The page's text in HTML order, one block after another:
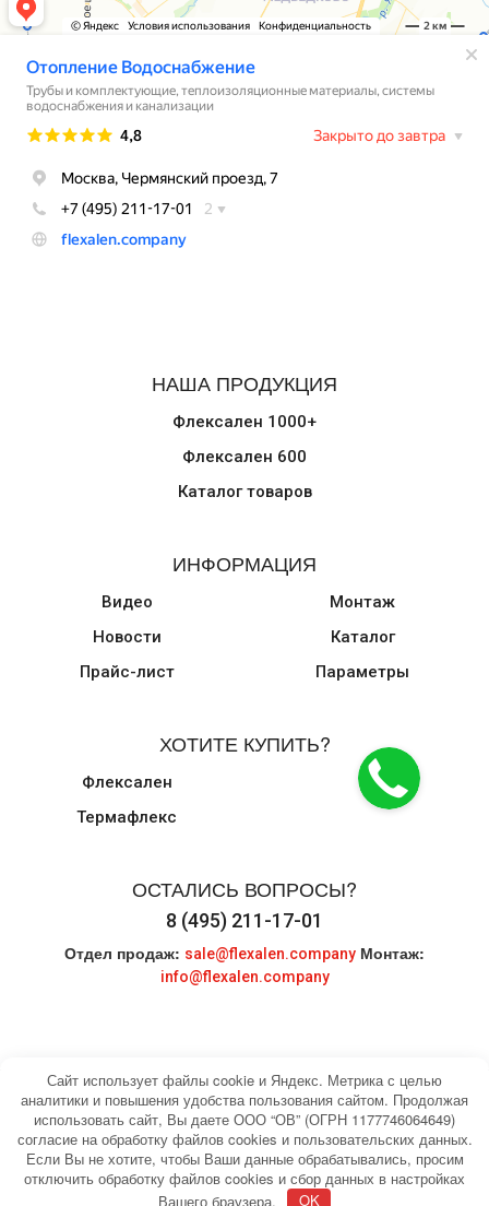
НАША ПРОДУКЦИЯ
Флексален 1000+
Флексален 600
Каталог товаров
ИНФОРМАЦИЯ
Видео
Новости
Прайс-лист
Монтаж
Каталог
Параметры
ХОТИТЕ КУПИТЬ?
Флексален
Термафлекс
ОСТАЛИСЬ ВОПРОСЫ?
8 (495) 211-17-01
Отдел продаж: sale@flexalen.company Монтаж:
info@flexalen.company
Карта сайта© 2004-2026 HEATING WATER. Все права
защищены.
Сайт использует файлы cookie и Яндекс. Метрика с целью
аналитики и повышения удобства пользования сайтом. Продолжая
использовать сайт, Вы даете ООО “ОВ” (ОГРН 1177746064649)
согласие на обработку файлов cookies и пользовательских данных.
Если Вы не хотите, чтобы Ваши данные обрабатывались, просим
отключить обработку файлов cookies и сбор данных в настройках
Вашего браузера.
OK